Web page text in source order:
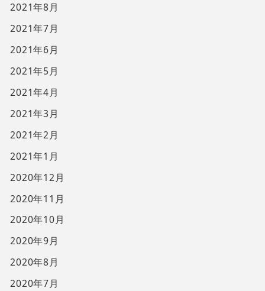
2021年8月
2021年7月
2021年6月
2021年5月
2021年4月
2021年3月
2021年2月
2021年1月
2020年12月
2020年11月
2020年10月
2020年9月
2020年8月
2020年7月